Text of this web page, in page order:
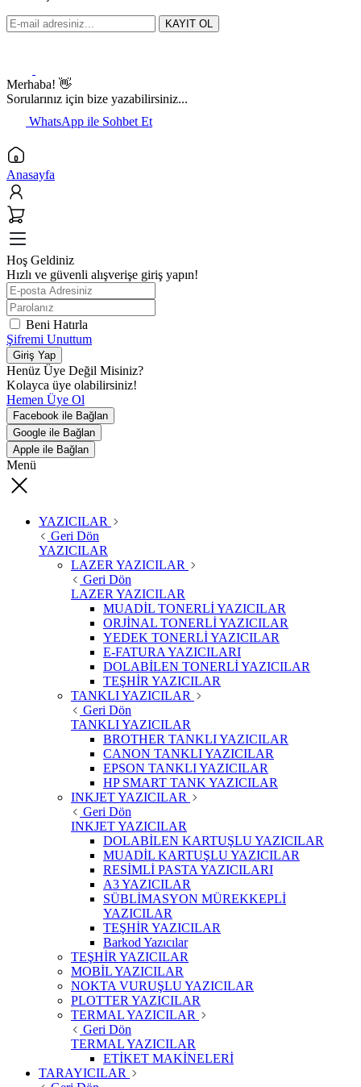
KAYIT OL
Merhaba! 👋
Sorularınız için bize yazabilirsiniz...
WhatsApp ile Sohbet Et
Anasayfa
Hoş Geldiniz
Hızlı ve güvenli alışverişe giriş yapın!
Beni Hatırla
Şifremi Unuttum
Giriş Yap
Henüz Üye Değil Misiniz?
Kolayca üye olabilirsiniz!
Hemen Üye Ol
Facebook ile Bağlan
Google ile Bağlan
Apple ile Bağlan
Menü
YAZICILAR
Geri Dön
YAZICILAR
LAZER YAZICILAR
Geri Dön
LAZER YAZICILAR
MUADİL TONERLİ YAZICILAR
ORJİNAL TONERLİ YAZICILAR
YEDEK TONERLİ YAZICILAR
E-FATURA YAZICILARI
DOLABİLEN TONERLİ YAZICILAR
TEŞHİR YAZICILAR
TANKLI YAZICILAR
Geri Dön
TANKLI YAZICILAR
BROTHER TANKLI YAZICILAR
CANON TANKLI YAZICILAR
EPSON TANKLI YAZICILAR
HP SMART TANK YAZICILAR
INKJET YAZICILAR
Geri Dön
INKJET YAZICILAR
DOLABİLEN KARTUŞLU YAZICILAR
MUADİL KARTUŞLU YAZICILAR
RESİMLİ PASTA YAZICILARI
A3 YAZICILAR
SÜBLİMASYON MÜREKKEPLİ
YAZICILAR
TEŞHİR YAZICILAR
Barkod Yazıcılar
TEŞHİR YAZICILAR
MOBİL YAZICILAR
NOKTA VURUŞLU YAZICILAR
PLOTTER YAZICILAR
TERMAL YAZICILAR
Geri Dön
TERMAL YAZICILAR
ETİKET MAKİNELERİ
TARAYICILAR